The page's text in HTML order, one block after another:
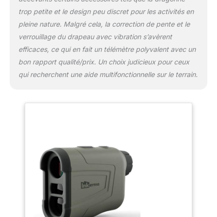
d'une batterie rechargeable au lithium
polymère qui peut être facilement rechargée
via USB. Le design ergonomique, ainsi que
les accessoires tels que l'étui de transport et
la dragonne, améliorent la portabilité et la
praticité pour les activités de plein air.
L'ensemble comprend un télémètre Hunter-
E, un étui de rangement, une dragonne, un
trop petite et le design peu discret pour les activités en
pleine nature. Malgré cela, la correction de pente et le
verrouillage du drapeau avec vibration s’avèrent
efficaces, ce qui en fait un télémètre polyvalent avec un
bon rapport qualité/prix. Un choix judicieux pour ceux
qui recherchent une aide multifonctionnelle sur le terrain.